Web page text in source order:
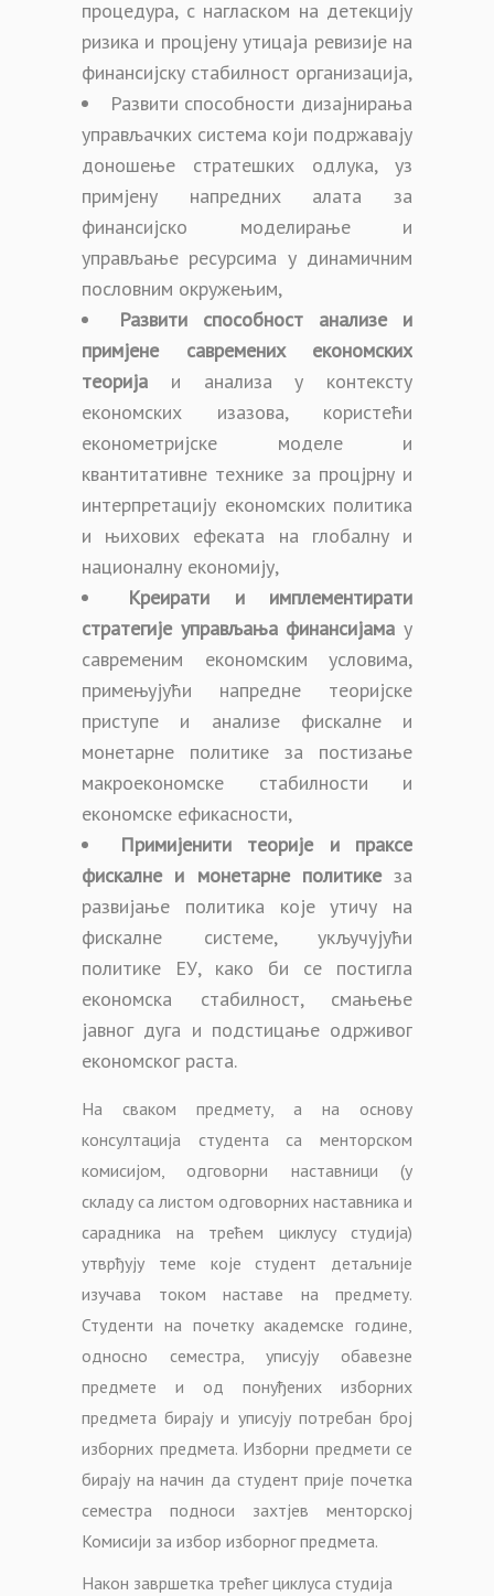
процедура, с нагласком на детекцију
ризика и процјену утицаја ревизије на
финансијску стабилност организација,
Развити способности дизајнирања
управљачких система који подржавају
доношење стратешких одлука, уз
примјену напредних алата за
финансијско моделирање и
управљање ресурсима у динамичним
пословним окружењим,
Развити способност анализе и
примјене савремених економских
теорија и анализа у контексту
економских изазова, користећи
економетријске моделе и
квантитативне технике за процјрну и
интерпретацију економских политика
и њихових ефеката на глобалну и
националну економију,
Креирати и имплементирати
стратегије управљања финансијама у
савременим економским условима,
примењујући напредне теоријске
приступе и анализе фискалне и
монетарне политике за постизање
макроекономске стабилности и
економске ефикасности,
Примијенити теорије и праксе
фискалне и монетарне политикеза
развијање политика које утичу на
фискалне системе, укључујући
политике ЕУ, како би се постигла
економска стабилност, смањење
јавног дуга и подстицање одрживог
економског раста.
На сваком предмету, а на основу
консултација студента са менторском
комисијом, одговорни наставници (у
складу са листом одговорних наставника и
сарадника на трећем циклусу студија)
утврђују теме које студент детаљније
изучава током наставе на предмету.
Студенти на почетку академске године,
односно семестра, уписују обавезне
предмете и од понуђених изборних
предмета бирају и уписују потребан број
изборних предмета. Изборни предмети се
бирају на начин да студент прије почетка
семестра подноси захтјев менторској
Комисији за избор изборног предмета.
Након завршетка трећег циклуса студија